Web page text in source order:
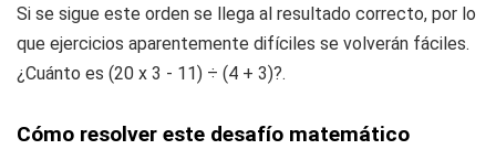
Si se sigue este orden se llega al resultado correcto, por lo
que ejercicios aparentemente difíciles se volverán fáciles.
¿Cuánto es (20 x 3 - 11) ÷ (4 + 3)?.
Cómo resolver este desafío matemático